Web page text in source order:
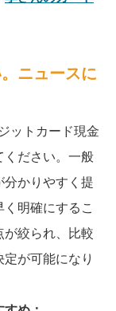
ニュースに
ットカード現金
ださい。一般
かりやすく提
明確にするこ
絞られ、比較
が可能になり